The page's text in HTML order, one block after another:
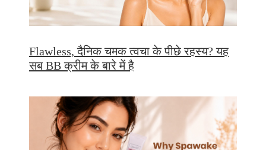
Flawless, दैनिक चमक त्वचा के पीछे रहस्य? यह
सब BB क्रीम के बारे में है